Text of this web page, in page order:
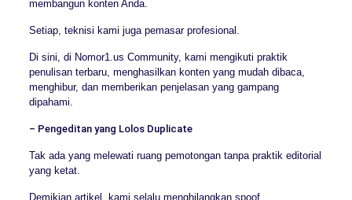
membangun konten Anda.
Setiap, teknisi kami juga pemasar profesional.
Di sini, di Nomor1.us Community, kami mengikuti praktik
penulisan terbaru, menghasilkan konten yang mudah dibaca,
menghibur, dan memberikan penjelasan yang gampang
dipahami.
– Pengeditan yang Lolos Duplicate
Tak ada yang melewati ruang pemotongan tanpa praktik editorial
yang ketat.
Demikian artikel, kami selalu menghilangkan spoof